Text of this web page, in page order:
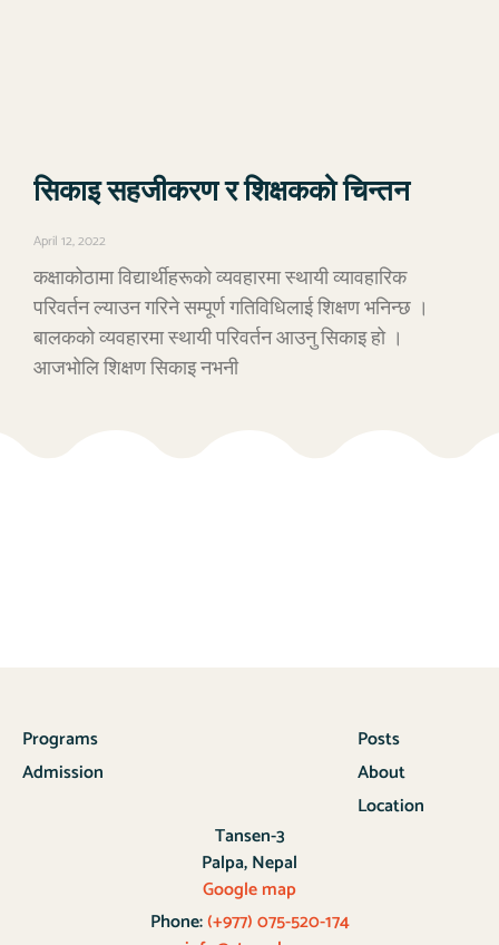
सिकाइ सहजीकरण र शिक्षकको चिन्तन
April 12, 2022
कक्षाकोठामा विद्यार्थीहरूको व्यवहारमा स्थायी व्यावहारिक
परिवर्तन ल्याउन गरिने सम्पूर्ण गतिविधिलाई शिक्षण भनिन्छ ।
बालकको व्यवहारमा स्थायी परिवर्तन आउनु सिकाइ हो ।
आजभोलि शिक्षण सिकाइ नभनी
Programs
Admission
Posts
About
Location
Tansen-3
Palpa, Nepal
Google map
Phone:(+977) 075-520-174